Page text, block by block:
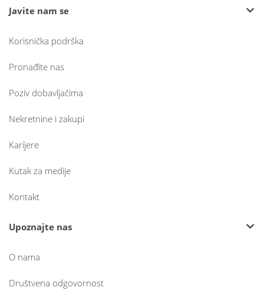
Javite nam se
Korisnička podrška
Pronađite nas
Poziv dobavljačima
Nekretnine i zakupi
Karijere
Kutak za medije
Kontakt
Upoznajte nas
O nama
Društvena odgovornost